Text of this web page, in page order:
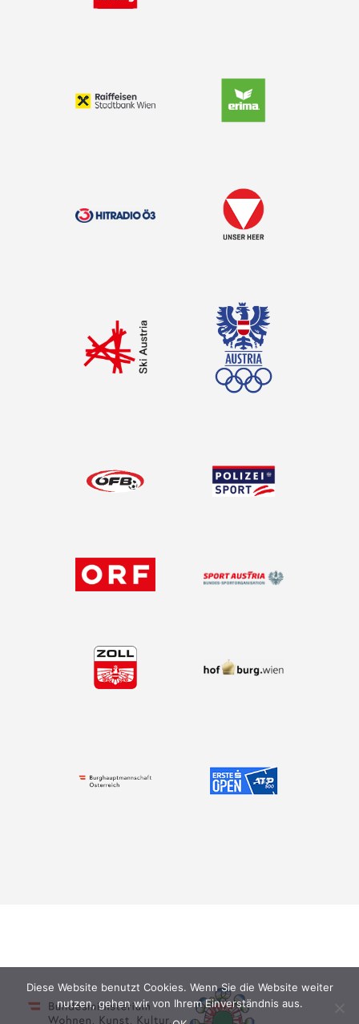
Diese Website benutzt Cookies. Wenn Sie die Website weiter
nutzen, gehen wir von Ihrem Einverständnis aus.